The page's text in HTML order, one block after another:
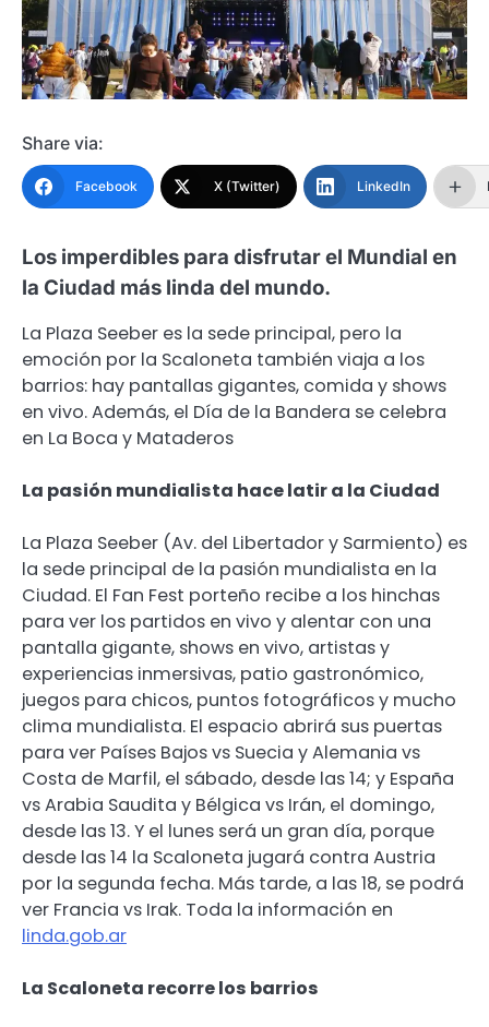
Share via:
Facebook X (Twitter) LinkedIn
Los imperdibles para disfrutar el Mundial en
la Ciudad más linda del mundo.
La Plaza Seeber es la sede principal, pero la
emoción por la Scaloneta también viaja a los
barrios: hay pantallas gigantes, comida y shows
en vivo. Además, el Día de la Bandera se celebra
en La Boca y Mataderos
La pasión mundialista hace latir a la Ciudad
La Plaza Seeber (Av. del Libertador y Sarmiento) es
la sede principal de la pasión mundialista en la
Ciudad. El Fan Fest porteño recibe a los hinchas
para ver los partidos en vivo y alentar con una
pantalla gigante, shows en vivo, artistas y
experiencias inmersivas, patio gastronómico,
juegos para chicos, puntos fotográficos y mucho
clima mundialista. El espacio abrirá sus puertas
para ver Países Bajos vs Suecia y Alemania vs
Costa de Marfil, el sábado, desde las 14; y España
vs Arabia Saudita y Bélgica vs Irán, el domingo,
desde las 13. Y el lunes será un gran día, porque
desde las 14 la Scaloneta jugará contra Austria
por la segunda fecha. Más tarde, a las 18, se podrá
ver Francia vs Irak. Toda la información en
linda.gob.ar
La Scaloneta recorre los barrios